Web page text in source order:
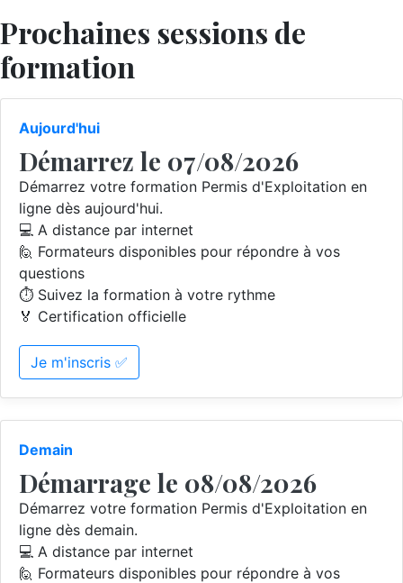
Prochaines sessions de
formation
Aujourd'hui
Démarrez le 07/08/2026
Démarrez votre formation Permis d'Exploitation en
ligne dès aujourd'hui.
💻 A distance par internet
🙋 Formateurs disponibles pour répondre à vos
questions
⏱️ Suivez la formation à votre rythme
🏅 Certification officielle
Je m'inscris ✅
Demain
Démarrage le 08/08/2026
Démarrez votre formation Permis d'Exploitation en
ligne dès demain.
💻 A distance par internet
🙋 Formateurs disponibles pour répondre à vos